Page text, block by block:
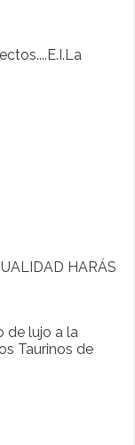
HARÁS
de lujo a la
Taurinos de